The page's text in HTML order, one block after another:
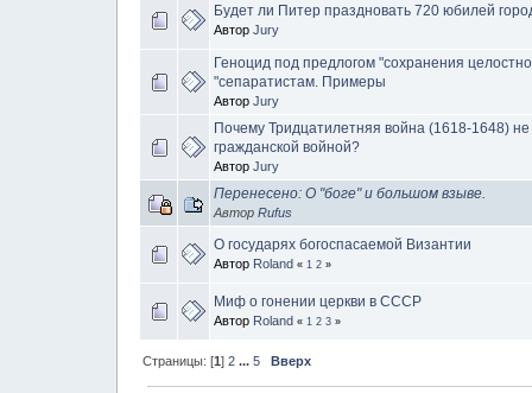
Будет ли Питер праздновать 720 юбилей
Автор Jury
Геноцид под предлогом "сохранения
"сепаратистам. Примеры
Автор Jury
Почему Тридцатилетняя война (1618-1648)
гражданской войной?
Автор Jury
Перенесено: О "боге" и большом взыве.
Автор Rufus
О государях богоспасаемой Византии
Автор Roland « 1 2 »
Миф о гонении церкви в СССР
Автор Roland « 1 2 3 »
Страницы: [1]2 ...5 Вверх